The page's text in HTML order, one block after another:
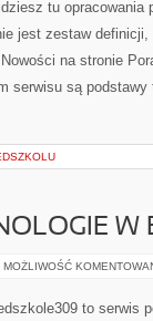
tu opracowania
jest zestaw
na stronie
serwisu są
W
MOŻLIWOŚĆ
to serwis